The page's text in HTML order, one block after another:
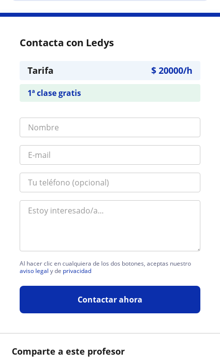
Comparte a este profesor
Contacta con Ledys
Tarifa $ 20000/h
1ª clase gratis
Al hacer clic en cualquiera de los dos botones, aceptas nuestro
aviso legal y de privacidad
Contactar ahora